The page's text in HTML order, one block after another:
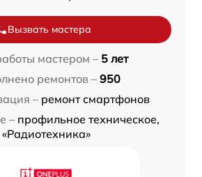
Вызвать мастера
мастером – 5 лет
ремонтов – 950
– ремонт смартфонов
– профильное техническое,
«Радиотехника»